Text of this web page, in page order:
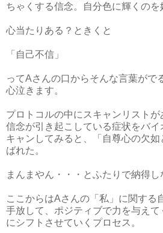
ちゃくする信念。自分色に輝くのを
心当たりある？ときくと
「自己不信」
ってAさんの口からそんな言葉がで
心泣きます。
プロトコルの中にスキャンリスト
信念が引き起こしている症状をバイ
キャンしてみると、「自尊心の欠
ばれた。
まんまやん・・・とふたりで納得し
ここからはAさんの「私」に関する
手放して、ポジティブで力を与えて
にシフトさせていくプロセス。